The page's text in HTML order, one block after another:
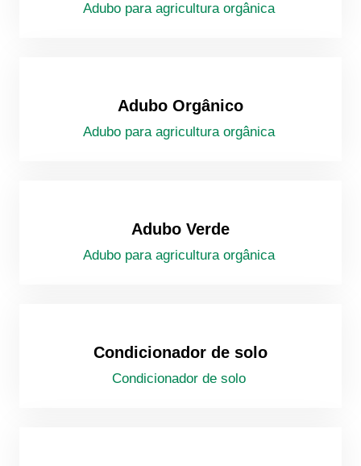
Adubo para agricultura orgânica
Adubo Orgânico
Adubo para agricultura orgânica
Adubo Verde
Adubo para agricultura orgânica
Condicionador de solo
Condicionador de solo